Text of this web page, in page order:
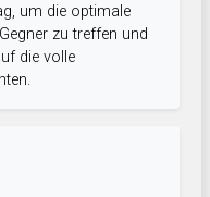
um die optimale
zu treffen und
die volle